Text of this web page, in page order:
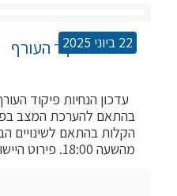
22 ביוני 2025
הנחיות פיקוד העורף
עדכון הנחיות פיקוד
בהתאם להערכת המצב
הקלות בהתאם לשינויים
מהשעה 18:00. פירוט היישובים